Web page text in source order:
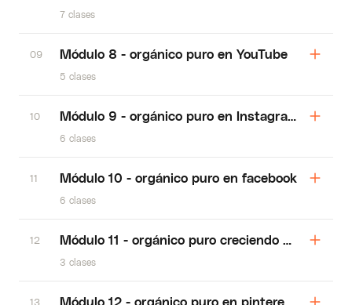
7 clases
09 Módulo 8 - orgánico puro en YouTube
5 clases
10 Módulo 9 - orgánico puro en Instagram
6 clases
11 Módulo 10 - orgánico puro en facebook
6 clases
12 Módulo 11 - orgánico puro creciendo en reels y
3 clases
13 Módulo 12 - orgánico puro en pinterest, rafael